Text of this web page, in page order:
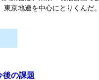
京地連を中心にとりくんだ。
後の課題